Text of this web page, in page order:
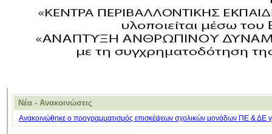
Νέα - Ανακοινώσεις
Ανακοινώθηκε ο προγραμματισμός επισκέψεων σχολικών μονάδων ΠΕ & ΔΕ